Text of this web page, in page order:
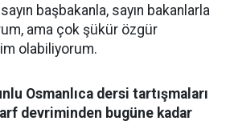
başbakanla, sayın bakanlarla
ama çok şükür özgür
olabiliyorum.
Osmanlıca dersi tartışmaları
devriminden bugüne kadar